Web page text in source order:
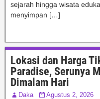
sejarah hingga wisata
menyimpan […]
Lokasi dan Harga
Paradise, Serunya
Dimalam Hari
Daka Agustus 2, 2026